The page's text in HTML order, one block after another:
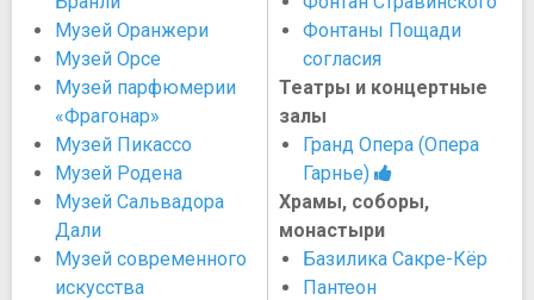
Музей Оранжери
Музей Орсе
Музей парфюмерии
«Фрагонар»
Музей Пикассо
Музей Родена
Музей Сальвадора
Дали
Музей современного
искусства
Фонтаны Пощади
согласия
Театры и концертные
залы
Гранд Опера (Опера
Гарнье)
Храмы, соборы,
монастыри
Базилика Сакре-Кёр
Пантеон